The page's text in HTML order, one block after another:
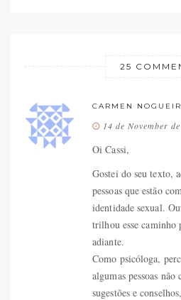
25
CARMEN
14 de November
Oi Cassi,
Gostei do seu texto,
pessoas que estão
identidade sexual.
trilhou esse caminho
adiante.
Como psicóloga,
algumas pessoas
sugestões e